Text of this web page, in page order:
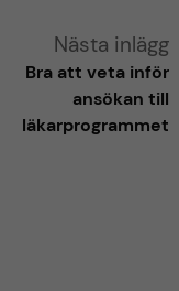
Nästa inlägg
Bra att veta inför
ansökan till
läkarprogrammet